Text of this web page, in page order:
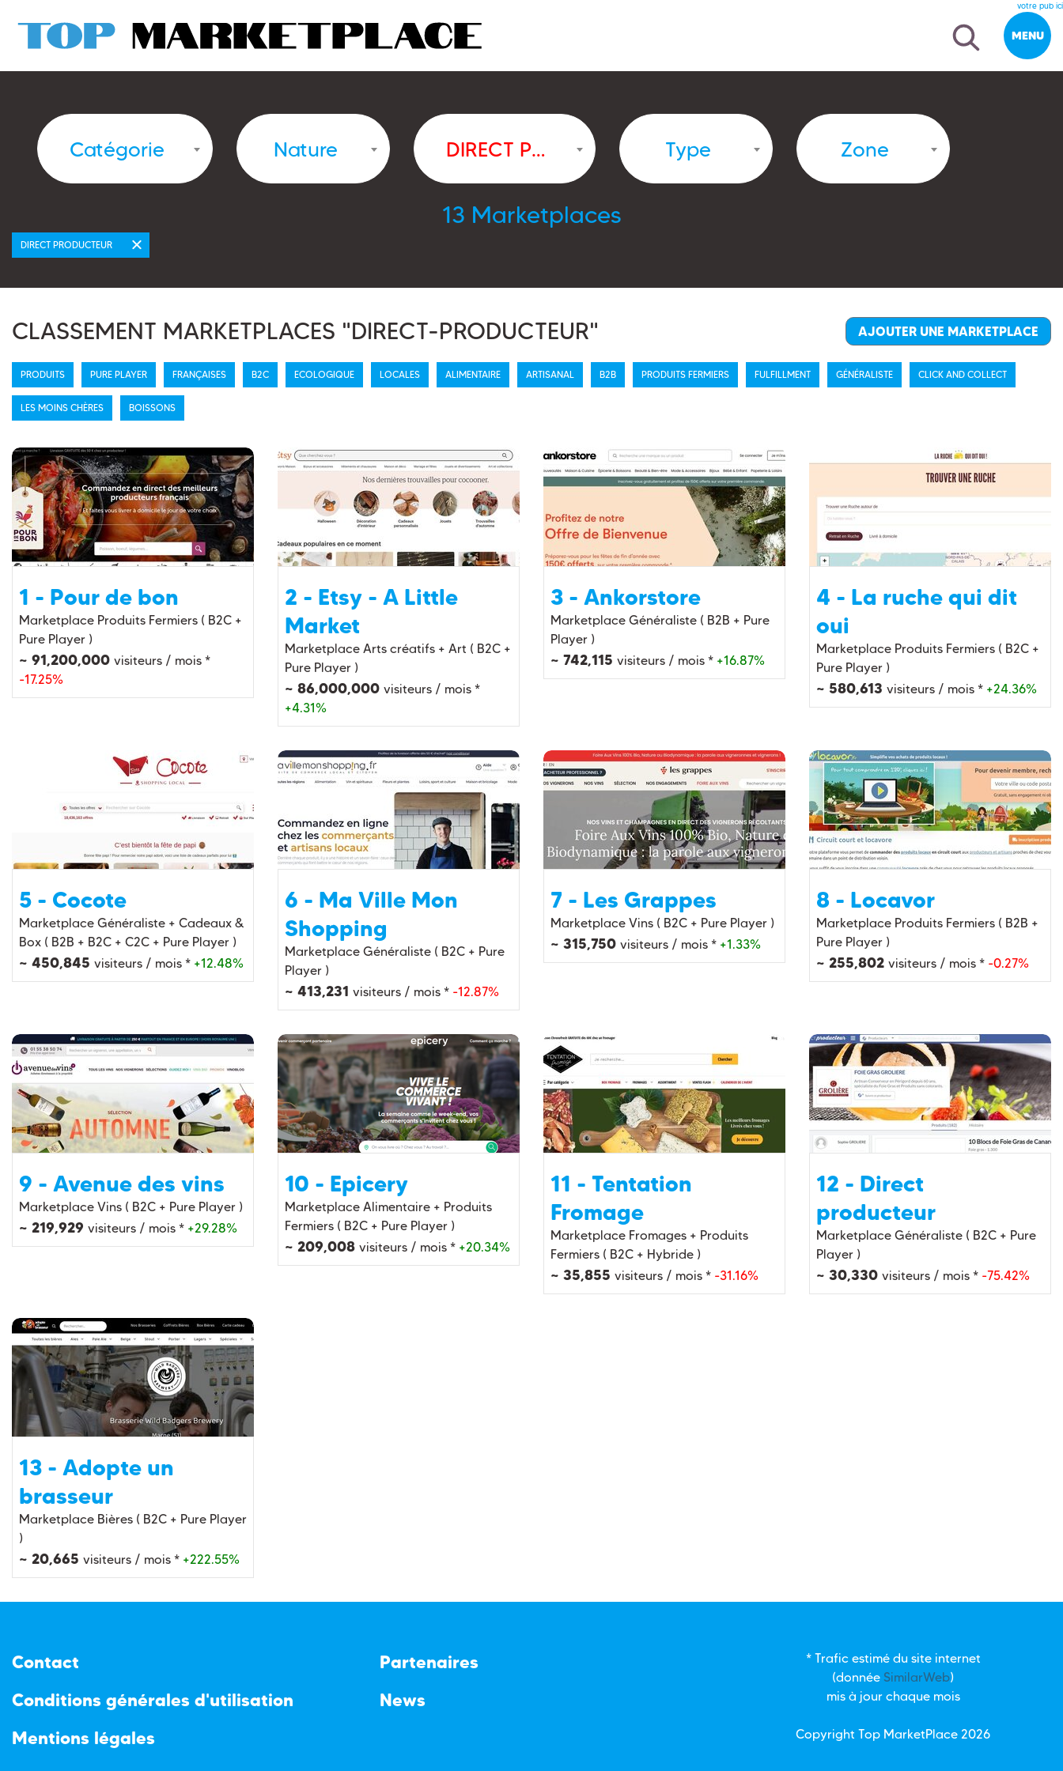
votre pub ici
MENU
Catégorie Nature DIRECT PRODUCTEUR Type Zone
13 Marketplaces
DIRECT PRODUCTEUR
CLASSEMENT MARKETPLACES "DIRECT-PRODUCTEUR" AJOUTER UNE MARKETPLACE
PRODUITS PURE PLAYER FRANÇAISES B2C ECOLOGIQUE LOCALES ALIMENTAIRE ARTISANAL B2B PRODUITS FERMIERS FULFILLMENT GÉNÉRALISTE CLICK AND COLLECT
LES MOINS CHÈRES BOISSONS
1 - Pour de bon
Marketplace Produits Fermiers ( B2C +
Pure Player )
~ 91,200,000 visiteurs / mois *
-17.25%
2 - Etsy - A Little
Market
Marketplace Arts créatifs + Art ( B2C +
Pure Player )
~ 86,000,000 visiteurs / mois *
+4.31%
3 - Ankorstore
Marketplace Généraliste ( B2B + Pure
Player )
~ 742,115 visiteurs / mois * +16.87%
4 - La ruche qui dit
oui
Marketplace Produits Fermiers ( B2C +
Pure Player )
~ 580,613 visiteurs / mois * +24.36%
5 - Cocote
Marketplace Généraliste + Cadeaux &
Box ( B2B + B2C + C2C + Pure Player )
~ 450,845 visiteurs / mois * +12.48%
6 - Ma Ville Mon
Shopping
Marketplace Généraliste ( B2C + Pure
Player )
~ 413,231 visiteurs / mois * -12.87%
7 - Les Grappes
Marketplace Vins ( B2C + Pure Player )
~ 315,750 visiteurs / mois * +1.33%
8 - Locavor
Marketplace Produits Fermiers ( B2B +
Pure Player )
~ 255,802 visiteurs / mois * -0.27%
9 - Avenue des vins
Marketplace Vins ( B2C + Pure Player )
~ 219,929 visiteurs / mois * +29.28%
10 - Epicery
Marketplace Alimentaire + Produits
Fermiers ( B2C + Pure Player )
~ 209,008 visiteurs / mois * +20.34%
11 - Tentation
Fromage
Marketplace Fromages + Produits
Fermiers ( B2C + Hybride )
~ 35,855 visiteurs / mois * -31.16%
12 - Direct
producteur
Marketplace Généraliste ( B2C + Pure
Player )
~ 30,330 visiteurs / mois * -75.42%
13 - Adopte un
brasseur
Marketplace Bières ( B2C + Pure Player
)
~ 20,665 visiteurs / mois * +222.55%
Contact
Conditions générales d'utilisation
Mentions légales
Partenaires
News
* Trafic estimé du site internet
(donnée SimilarWeb)
mis à jour chaque mois
Copyright Top MarketPlace 2026